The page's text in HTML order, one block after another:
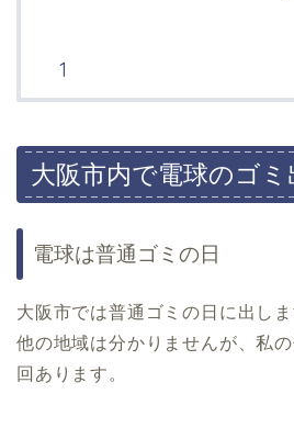
大阪市内で電球のゴ
電球は普通ゴミの日
大阪市では普通ゴミの日に出しま
他の地域は分かりませんが、私
回あります。